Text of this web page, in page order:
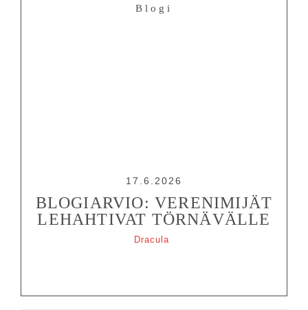
Blogi
17.6.2026
BLOGIARVIO: VERENIMIJÄT
LEHAHTIVAT TÖRNÄVÄLLE
Dracula